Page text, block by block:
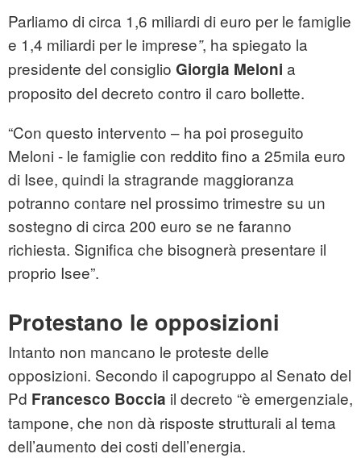
Parliamo di circa 1,6 miliardi di euro per le famiglie
e 1,4 miliardi per le imprese”, ha spiegato la
presidente del consiglio Giorgia Meloni a
proposito del decreto contro il caro bollette.
“Con questo intervento – ha poi proseguito
Meloni - le famiglie con reddito fino a 25mila euro
di Isee, quindi la stragrande maggioranza
potranno contare nel prossimo trimestre su un
sostegno di circa 200 euro se ne faranno
richiesta. Significa che bisognerà presentare il
proprio Isee”.
Protestano le opposizioni
Intanto non mancano le proteste delle
opposizioni. Secondo il capogruppo al Senato del
Pd Francesco Boccia il decreto “è emergenziale,
tampone, che non dà risposte strutturali al tema
dell’aumento dei costi dell’energia.